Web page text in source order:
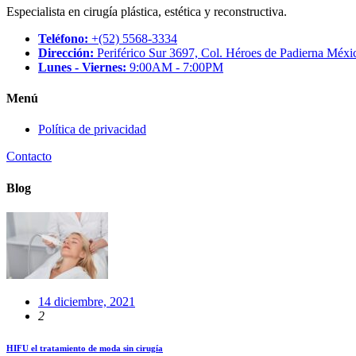
Especialista en cirugía plástica, estética y reconstructiva.
Teléfono: +(52) 5568-3334
Dirección: Periférico Sur 3697, Col. Héroes de Padierna
Lunes - Viernes: 9:00AM - 7:00PM
Menú
Política de privacidad
Contacto
Blog
14 diciembre, 2021
2
HIFU el tratamiento de moda sin cirugía